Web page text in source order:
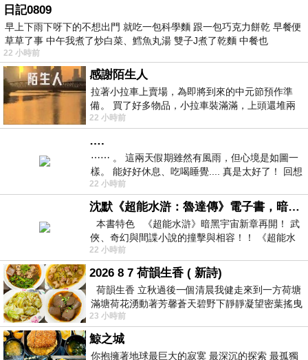
日記0809
早上下雨下呀下的不想出門 就吃一包科學麵 跟一包巧克力餅乾 早餐便
草草了事 中午我煮了炒白菜、鱈魚丸湯 雙子J煮了乾麵 中餐也
22 小時前
感謝陌生人
拉著小拉車上賣場，為即將到來的中元節預作準
備。 買了好多物品，小拉車裝滿滿，上頭還堆兩
紙箱。 雖辛苦了點，這點程度我一個人搬
22 小時前
….
⋯⋯ 。 這兩天假期雖然有風雨，但心境是如圖一
樣。 能好好休息、吃喝睡覺.... 真是太好了！ 回想
起來，以前根本就很難有這
22 小時前
沈默《超能水滸：魯達傳》電子書，暗黑宇宙新章，一一五年八月璀璨上架！
本書特色 《超能水滸》暗黑宇宙新章再開！ 武
俠、奇幻與間諜小說的撞擊與相容！！ 《超能水
滸》系列第四部
22 小時前
2026 8 7 荷韻生香 ( 新詩)
荷韻生香 立秋過後一個清晨我健走來到一方荷塘
滿塘荷花湧動著芳馨蒼天碧野下靜靜凝望密葉搖曳
幽泉中復有蛙鳴嘓嘓水波裡搖曳
23 小時前
鯨之城
你抱擁著地球最巨大的寂寞 最深沉的探索 最孤獨